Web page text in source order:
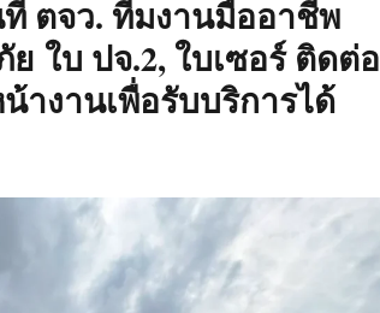
ตจว. ทีมงานมืออาชีพ
ใบ ปจ.2, ใบเซอร์ ติดต่อ
างานเพื่อรับบริการได้